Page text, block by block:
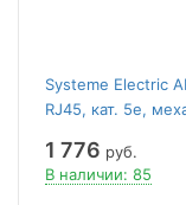
Systeme Electric
RJ45, кат. 5е,
1 776 руб.
В наличии: 85